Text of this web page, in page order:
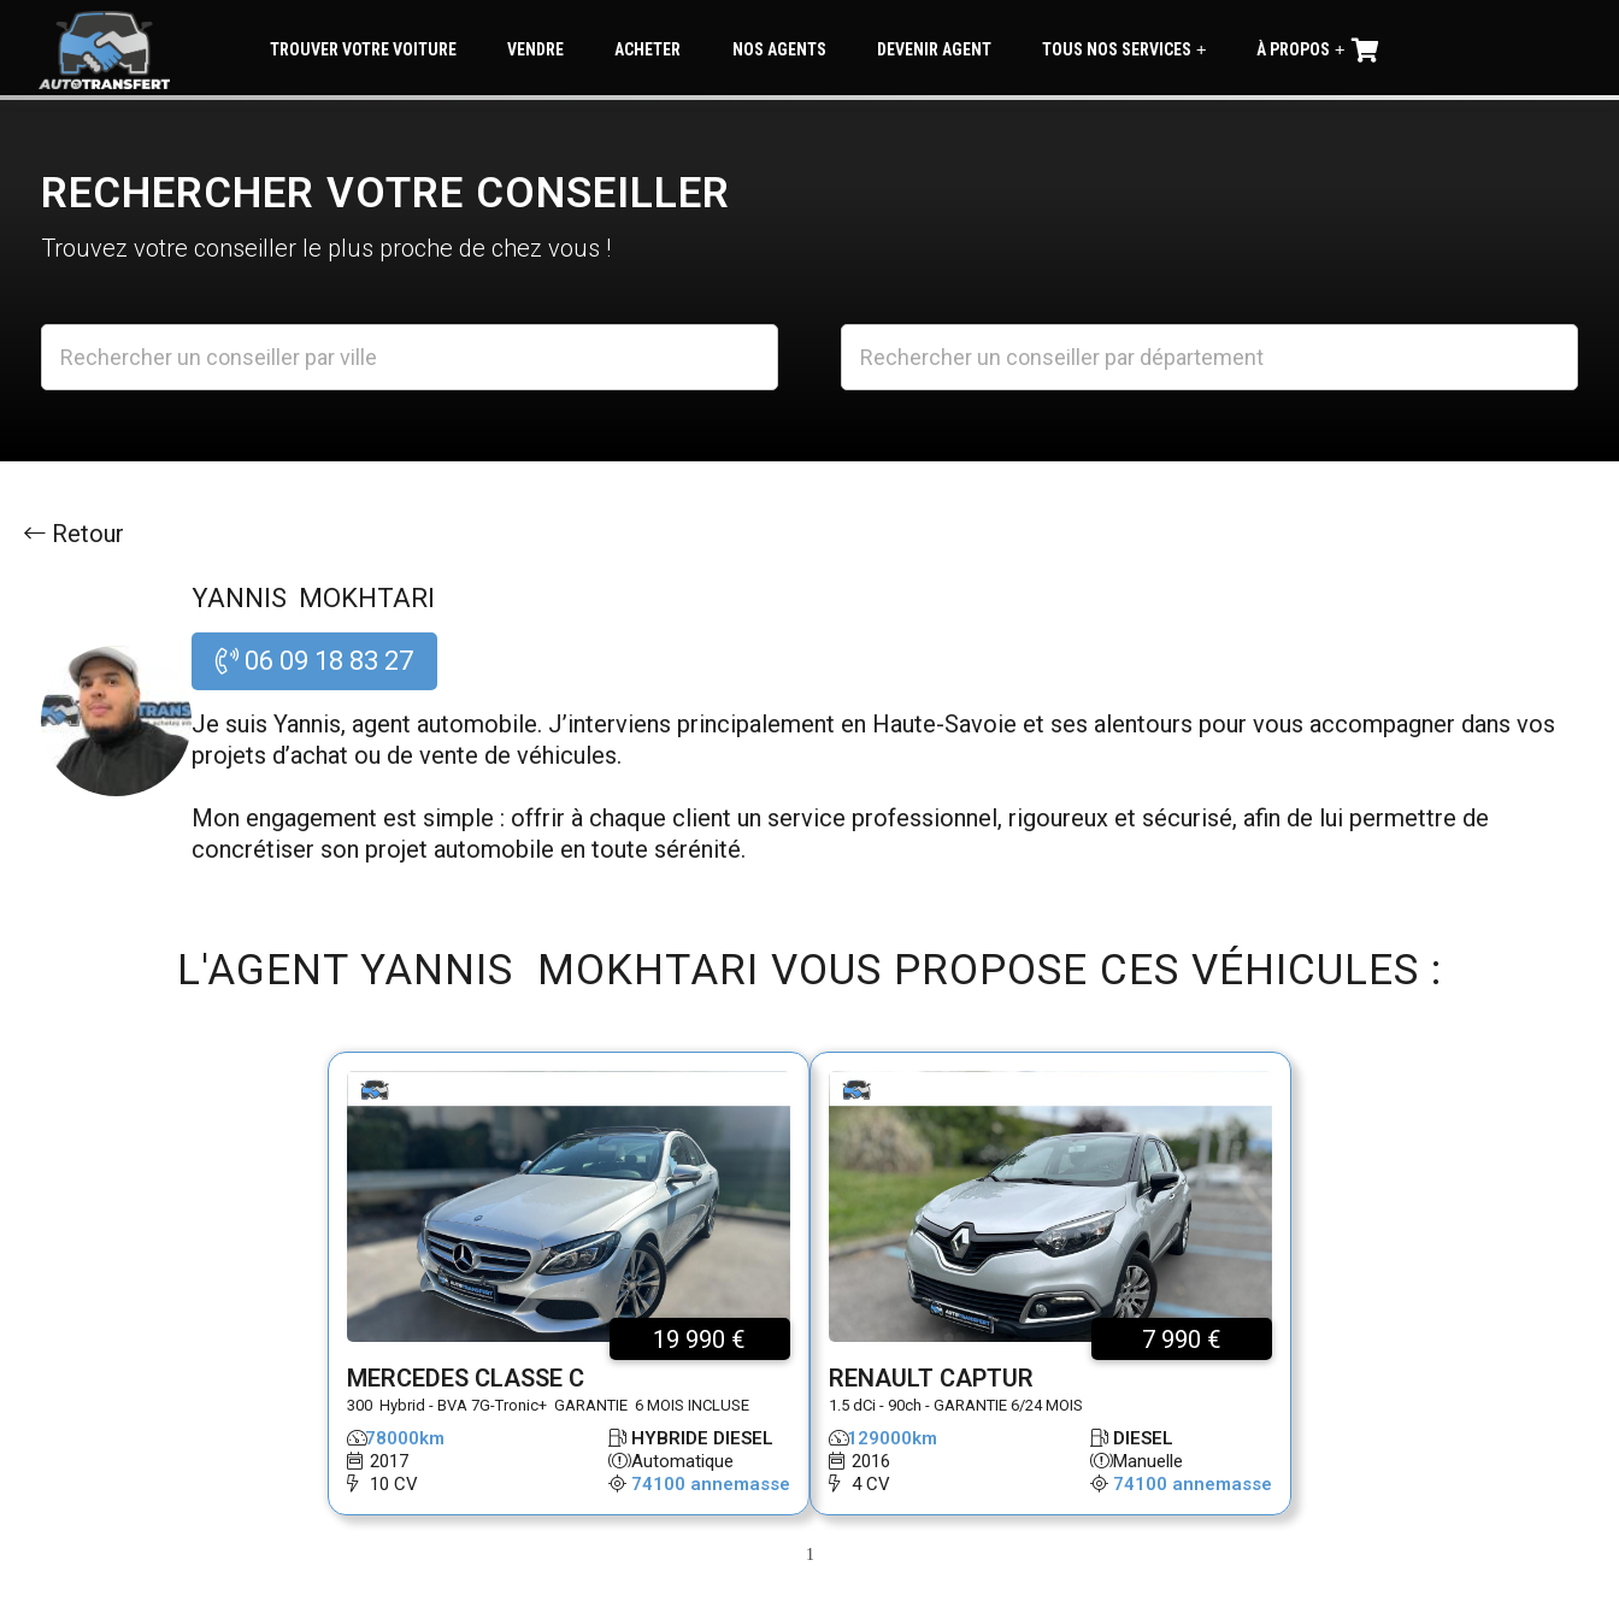
TROUVER VOTRE VOITURE VENDRE ACHETER NOS AGENTS DEVENIR AGENT +
TOUS NOS SERVICES +
À PROPOS
RECHERCHER VOTRE CONSEILLER
Trouvez votre conseiller le plus proche de chez vous !
Retour
YANNIS  MOKHTARI
06 09 18 83 27
Je suis Yannis, agent automobile. J’interviens principalement en Haute-Savoie et ses alentours pour vous accompagner dans vos
projets d’achat ou de vente de véhicules.
Mon engagement est simple : offrir à chaque client un service professionnel, rigoureux et sécurisé, afin de lui permettre de
concrétiser son projet automobile en toute sérénité.
L'AGENT YANNIS  MOKHTARI VOUS PROPOSE CES VÉHICULES :
19 990 €
MERCEDES CLASSE C
300  Hybrid - BVA 7G-Tronic+  GARANTIE  6 MOIS INCLUSE
78000km
2017
10 CV
HYBRIDE DIESEL
Automatique
74100 annemasse
7 990 €
RENAULT CAPTUR
1.5 dCi - 90ch - GARANTIE 6/24 MOIS
129000km
2016
4 CV
DIESEL
Manuelle
74100 annemasse
1